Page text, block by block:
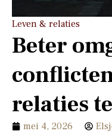
Leven & relaties
Beter
relaties
mei 4, 2026